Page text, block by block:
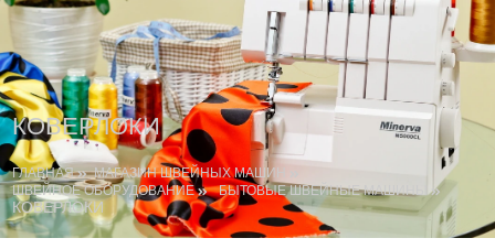
КОВЕРЛОКИ
ГЛАВНАЯ
МАГАЗИН ШВЕЙНЫХ МАШИН
ШВЕЙНОЕ ОБОРУДОВАНИЕ
БЫТОВЫЕ ШВЕЙНЫЕ МАШИНЫ
КОВЕРЛОКИ